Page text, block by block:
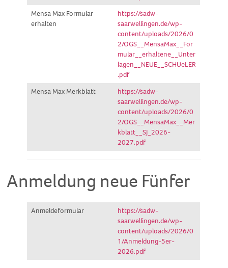
Mensa Max Formular
erhalten
https://sadw-
saarwellingen.de/wp-
content/uploads/2026/0
2/OGS__MensaMax__For
mular__erhaltene__Unter
lagen__NEUE__SCHUeLER
.pdf
Mensa Max Merkblatt
https://sadw-
saarwellingen.de/wp-
content/uploads/2026/0
2/OGS__MensaMax__Mer
kblatt__SJ_2026-
2027.pdf
Anmeldung neue Fünfer
Anmeldeformular
https://sadw-
saarwellingen.de/wp-
content/uploads/2026/0
1/Anmeldung-5er-
2026.pdf